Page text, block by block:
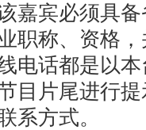
嘉宾必须具
职称、资格
电话都是以
目片尾进行
系方式。